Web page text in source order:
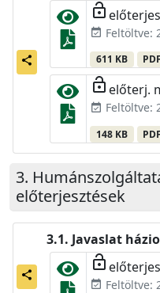
share
lock_open
event_available Feltöltve:
611 KB
lock_open előterj.
event_available Feltöltve:
148 KB
előterjesztések
share
Javaslat
lock_open
event_available Feltöltve: